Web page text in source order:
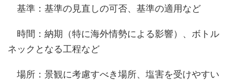
基準：基準の見直しの可否、基準の適用など
時間：納期（特に海外情勢による影響）、ボトル
ネックとなる工程など
場所：景観に考慮すべき場所、塩害を受けやすい